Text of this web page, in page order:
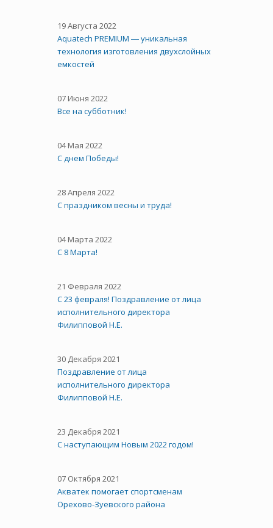
19 Августа 2022
Aquatech PREMIUM ― уникальная
технология изготовления двухслойных
емкостей
07 Июня 2022
Все на субботник!
04 Мая 2022
С днем Победы!
28 Апреля 2022
С праздником весны и труда!
04 Марта 2022
С 8 Марта!
21 Февраля 2022
С 23 февраля! Поздравление от лица
исполнительного директора
Филипповой Н.Е.
30 Декабря 2021
Поздравление от лица
исполнительного директора
Филипповой Н.Е.
23 Декабря 2021
С наступающим Новым 2022 годом!
07 Октября 2021
Акватек помогает спортсменам
Орехово-Зуевского района